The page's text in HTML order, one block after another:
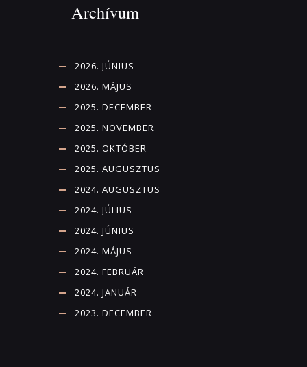
Archívum
2026. JÚNIUS
2026. MÁJUS
2025. DECEMBER
2025. NOVEMBER
2025. OKTÓBER
2025. AUGUSZTUS
2024. AUGUSZTUS
2024. JÚLIUS
2024. JÚNIUS
2024. MÁJUS
2024. FEBRUÁR
2024. JANUÁR
2023. DECEMBER